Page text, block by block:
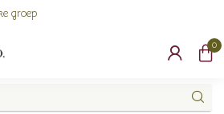
groep
0